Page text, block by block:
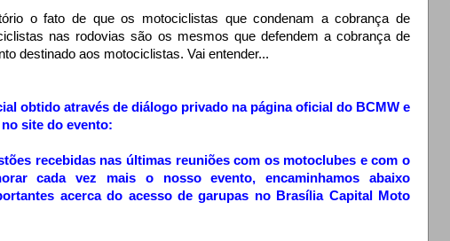
o fato de que os motociclistas que condenam a cobrança de
nas rodovias são os mesmos que defendem a cobrança de
destinado aos motociclistas. Vai entender...
obtido através de diálogo privado na página oficial do BCMW e
no site do evento:
recebidas nas últimas reuniões com os motoclubes e com o
cada vez mais o nosso evento, encaminhamos abaixo
acerca do acesso de garupas no Brasília Capital Moto